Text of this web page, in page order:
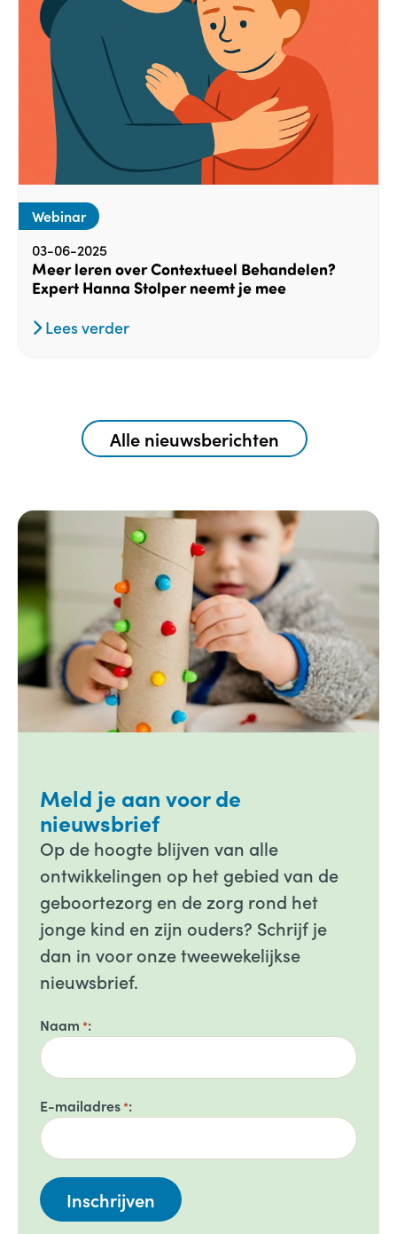
Webinar
03-06-2025
Meer leren over Contextueel Behandelen?
Expert Hanna Stolper neemt je mee
Lees verder
Alle nieuwsberichten
Meld je aan voor de
nieuwsbrief
Op de hoogte blijven van alle
ontwikkelingen op het gebied van de
geboortezorg en de zorg rond het
jonge kind en zijn ouders? Schrijf je
dan in voor onze tweewekelijkse
nieuwsbrief.
Naam *
E-mailadres*